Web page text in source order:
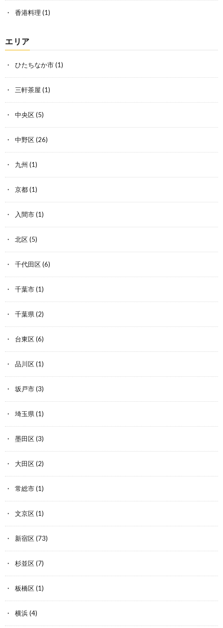
香港料理 (1)
エリア
ひたちなか市(1)
三軒茶屋 (1)
中央区(5)
中野区(26)
九州 (1)
京都(1)
入間市(1)
北区(5)
千代田区(6)
千葉市(1)
千葉県(2)
台東区(6)
品川区(1)
坂戸市(3)
埼玉県(1)
墨田区(3)
大田区(2)
常総市(1)
文京区(1)
新宿区(73)
杉並区(7)
板橋区(1)
横浜(4)